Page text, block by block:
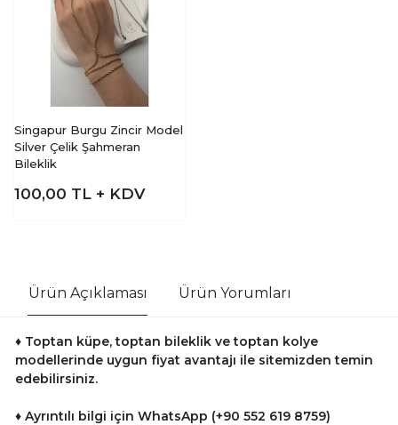
Singapur Burgu Zincir Model
Silver Çelik Şahmeran
Bileklik
100,00 TL + KDV
Ürün Açıklaması Ürün Yorumları
♦ Toptan küpe, toptan bileklik ve toptan kolye
modellerinde uygun fiyat avantajı ile sitemizden temin
edebilirsiniz.
♦ Ayrıntılı bilgi için WhatsApp (+90 552 619 8759)